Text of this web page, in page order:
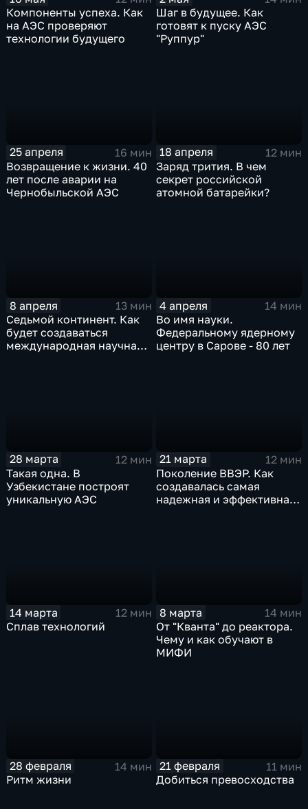
Компоненты успеха. Как
на АЭС проверяют
технологии будущего
Шаг в будущее. Как
готовят к пуску АЭС
"Руппур"
25 апреля
16 мин
Возвращение к жизни. 40
лет после аварии на
Чернобыльской АЭС
18 апреля
12 мин
Заряд трития. В чем
секрет российской
атомной батарейки?
8 апреля
13 мин
Седьмой континент. Как
будет создаваться
международная научная
4 апреля
14 мин
Во имя науки.
Федеральному ядерному
центру в Сарове - 80 лет
28 марта
12 мин
Такая одна. В
Узбекистане построят
уникальную АЭС
21 марта
12 мин
Поколение ВВЭР. Как
создавалась самая
надежная и эффективная
14 марта
12 мин
Сплав технологий
8 марта
14 мин
От "Кванта" до реактора.
Чему и как обучают в
МИФИ
28 февраля
14 мин
Ритм жизни
21 февраля
11 мин
Добиться превосходства